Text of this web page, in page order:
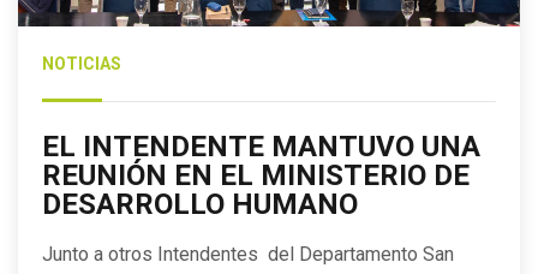
NOTICIAS
EL INTENDENTE MANTUVO UNA
REUNIÓN EN EL MINISTERIO DE
DESARROLLO HUMANO
Junto a otros Intendentes del Departamento San